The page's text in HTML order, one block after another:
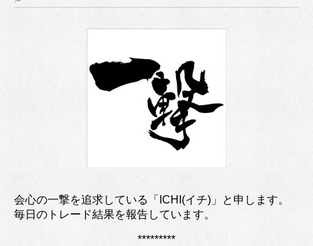
会心の一撃を追求している「ICHI(イチ)」と申します。
毎日のトレード結果を報告しています。
*********